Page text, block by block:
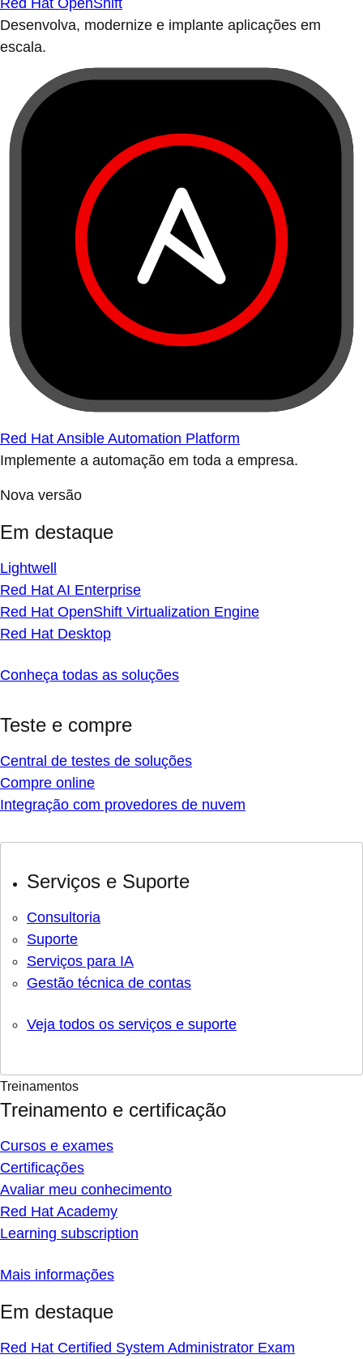
Red Hat OpenShift
Desenvolva, modernize e implante aplicações em
escala.
Red Hat Ansible Automation Platform
Implemente a automação em toda a empresa.
Nova versão
Em destaque
Lightwell
Red Hat AI Enterprise
Red Hat OpenShift Virtualization Engine
Red Hat Desktop
Conheça todas as soluções
Teste e compre
Central de testes de soluções
Compre online
Integração com provedores de nuvem
Serviços e Suporte
Consultoria
Suporte
Serviços para IA
Gestão técnica de contas
Veja todos os serviços e suporte
Treinamentos
Treinamento e certificação
Cursos e exames
Certificações
Avaliar meu conhecimento
Red Hat Academy
Learning subscription
Mais informações
Em destaque
Red Hat Certified System Administrator Exam